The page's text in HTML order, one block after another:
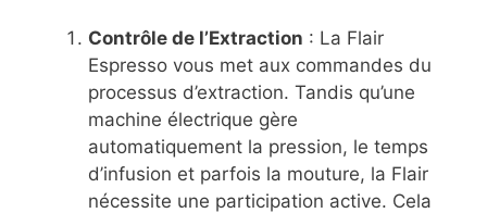
Contrôle de l’Extraction : La Flair
Espresso vous met aux commandes du
processus d’extraction. Tandis qu’une
machine électrique gère
automatiquement la pression, le temps
d’infusion et parfois la mouture, la Flair
nécessite une participation active. Cela